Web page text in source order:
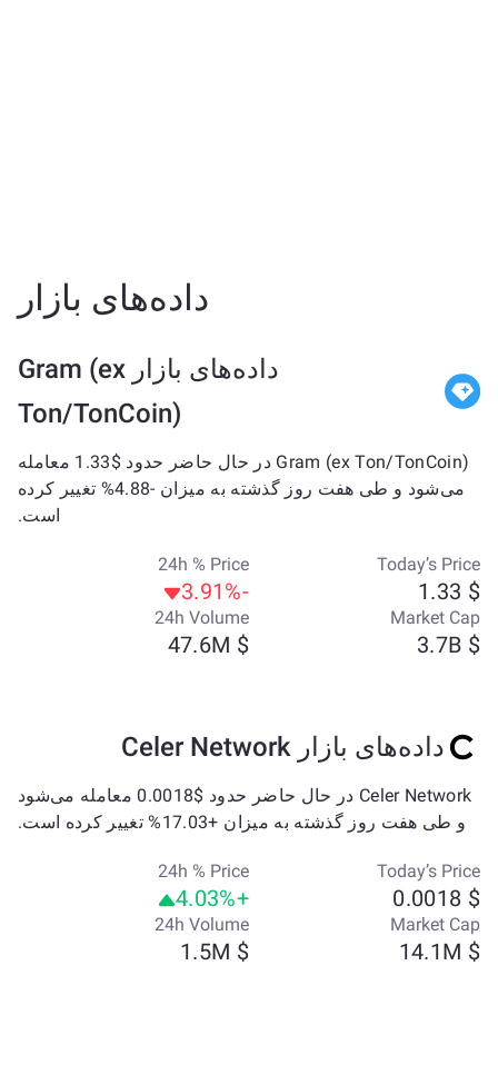
داده‌های بازار
داده‌های بازار Gram (ex
Ton/TonCoin)
Gram (ex Ton/TonCoin) در حال حاضر حدود $1.33 معامله
می‌شود و طی هفت روز گذشته به میزان -4.88% تغییر کرده
است.
Today’s Price
$ 1.33
24h % Price
-3.91%
Market Cap
$ 3.7B
24h Volume
$ 47.6M
داده‌های بازار Celer Network
Celer Network در حال حاضر حدود $0.0018 معامله می‌شود
و طی هفت روز گذشته به میزان +17.03% تغییر کرده است.
Today’s Price
$ 0.0018
24h % Price
+4.03%
Market Cap
$ 14.1M
24h Volume
$ 1.5M